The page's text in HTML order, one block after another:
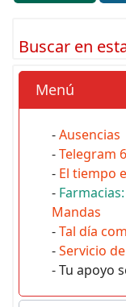
Buscar en
Menú
-Ausencias
-Telegram
- El tiempo
- Farmacias:
Mandas
-Tal día
-Servicio
- Tu apoyo